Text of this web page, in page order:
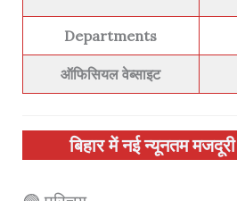
Departments
ऑफिसियल वेब्साइट
बिहार में नई न्यूनतम